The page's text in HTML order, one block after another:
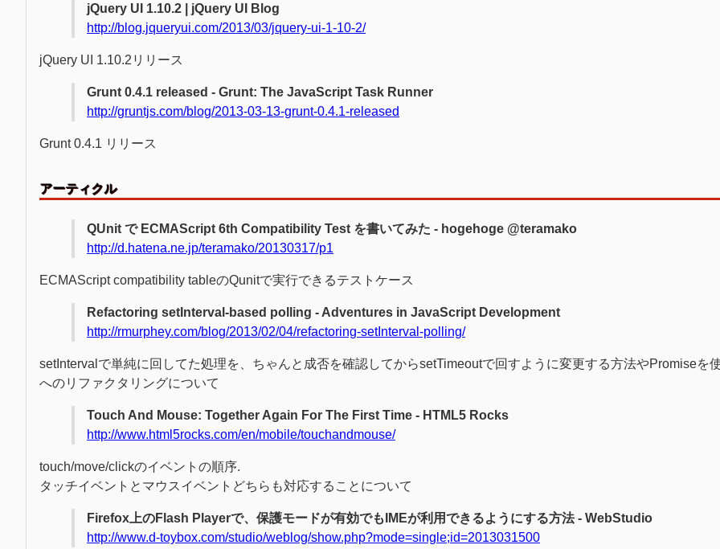
jQuery UI 1.10.2 | jQuery UI Blog
http://blog.jqueryui.com/2013/03/jquery-ui-1-10-2/
jQuery UI 1.10.2リリース
Grunt 0.4.1 released - Grunt: The JavaScript Task Runner
http://gruntjs.com/blog/2013-03-13-grunt-0.4.1-released
Grunt 0.4.1 リリース
アーティクル
QUnit で ECMAScript 6th Compatibility Test を書いてみた - hogehoge @teramako
http://d.hatena.ne.jp/teramako/20130317/p1
ECMAScript compatibility tableのQunitで実行できるテストケース
Refactoring setInterval-based polling - Adventures in JavaScript Development
http://rmurphey.com/blog/2013/02/04/refactoring-setInterval-polling/
setIntervalで単純に回してた処理を、ちゃんと成否を確認してからsetTimeoutで回すように変更する方法やPromiseを
へのリファクタリングについて
Touch And Mouse: Together Again For The First Time - HTML5 Rocks
http://www.html5rocks.com/en/mobile/touchandmouse/
touch/move/clickのイベントの順序.
タッチイベントとマウスイベントどちらも対応することについて
Firefox上のFlash Playerで、保護モードが有効でもIMEが利用できるようにする方法 - WebStudio
http://www.d-toybox.com/studio/weblog/show.php?mode=single;id=2013031500